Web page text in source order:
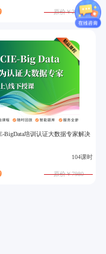
原价￥2980
BigData培训认证大数据专家解决
104课时
原价￥7980